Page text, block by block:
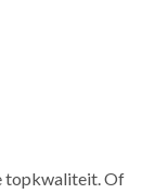
topkwaliteit. Of